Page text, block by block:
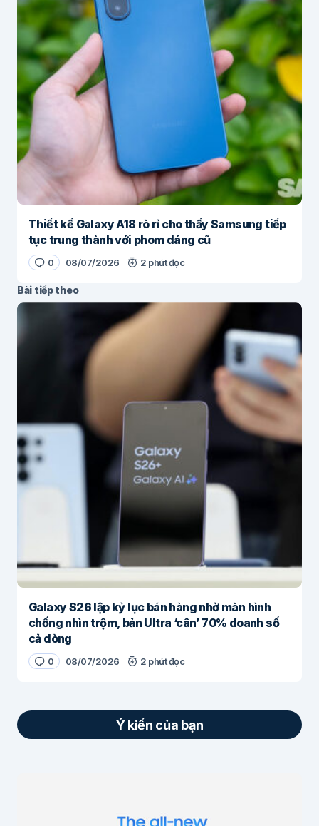
Thiết kế Galaxy A18 rò rỉ cho thấy Samsung tiếp
tục trung thành với phom dáng cũ
0 08/07/2026 2 phút đọc
Bài tiếp theo
Galaxy S26 lập kỷ lục bán hàng nhờ màn hình
chống nhìn trộm, bản Ultra ‘cân’ 70% doanh số
cả dòng
0 08/07/2026 2 phút đọc
Ý kiến của bạn
Các trường bắt buộc được đánh dấu